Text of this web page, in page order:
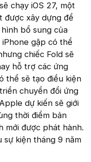
chạy iOS 27, một
được xây dựng để
bổ sung của
gập có thể
chiếc Fold sẽ
hỗ trợ các ứng
thể sẽ tạo điều kiện
chuyển đổi ứng
dự kiến sẽ giới
thời điểm bản
mới được phát hành.
sự kiện tháng 9 năm